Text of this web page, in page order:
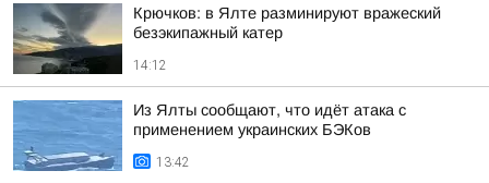
Крючков: в Ялте разминируют вражеский
безэкипажный катер
14:12
Из Ялты сообщают, что идёт атака с
применением украинских БЭКов
13:42